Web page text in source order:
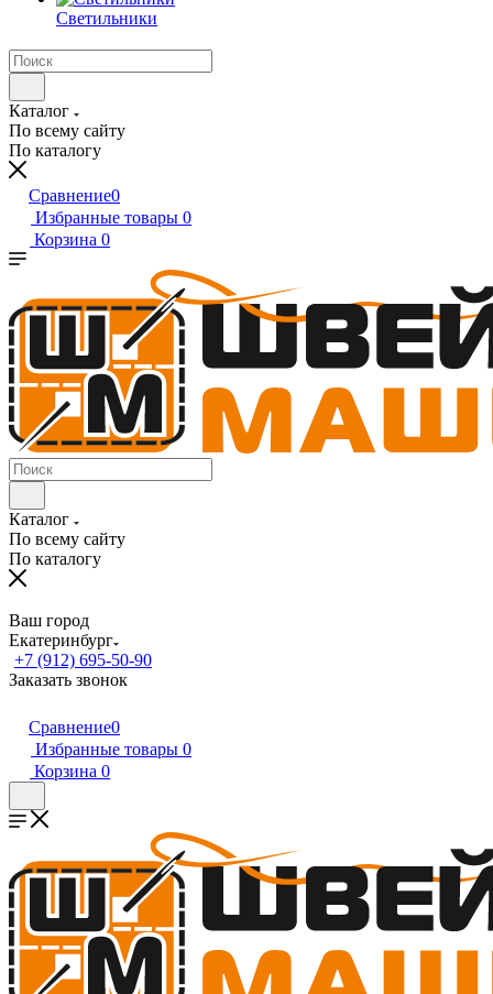
Светильники
Каталог
По всему сайту
По каталогу
Сравнение0
Избранные товары 0
Корзина 0
Каталог
По всему сайту
По каталогу
Ваш город
Екатеринбург
+7 (912) 695-50-90
Заказать звонок
Сравнение0
Избранные товары 0
Корзина 0